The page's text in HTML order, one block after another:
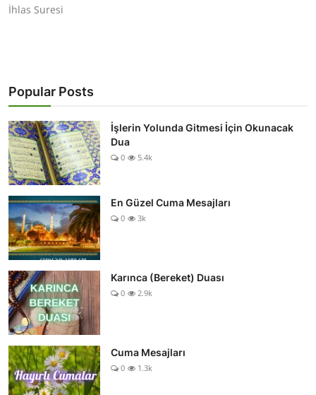
İhlas Suresi
Popular Posts
İşlerin Yolunda Gitmesi İçin Okunacak
Dua
0 5.4k
En Güzel Cuma Mesajları
0 3k
Karınca (Bereket) Duası
0 2.9k
Cuma Mesajları
0 1.3k